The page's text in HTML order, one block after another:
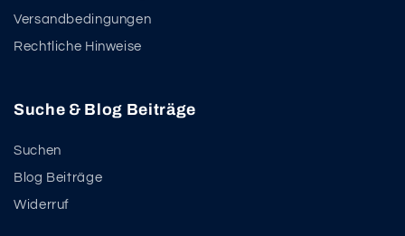
Versandbedingungen
Rechtliche Hinweise
Suche & Blog Beiträge
Suchen
Blog Beiträge
Widerruf